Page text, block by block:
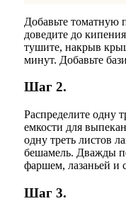
Добавьте томатную
доведите до
тушите, накрыв
минут. Добавьте
Шаг 2.
Распределите одну
емкости для
одну треть листов
бешамель. Дважды
фаршем, лазаньей и
Шаг 3.